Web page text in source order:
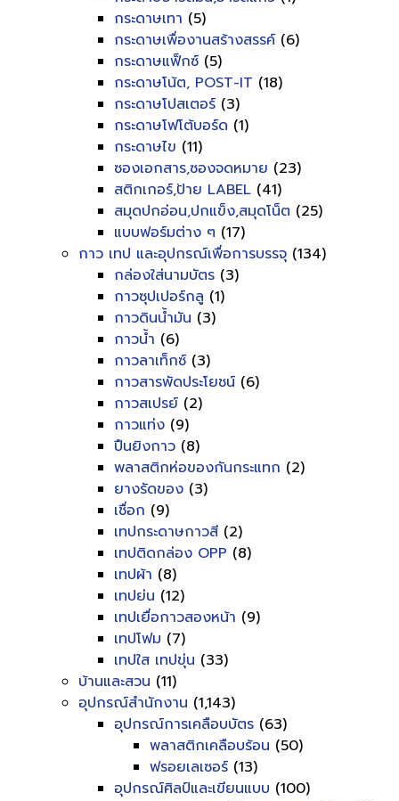
กระดาษเทา (5)
กระดาษเพื่องานสร้างสรรค์ (6)
กระดาษแฟ็กซ์ (5)
กระดาษโน้ต, POST-IT (18)
กระดาษโปสเตอร์ (3)
กระดาษโฟโต้บอร์ด (1)
กระดาษไข (11)
ซองเอกสาร,ซองจดหมาย (23)
สติกเกอร์,ป้าย LABEL (41)
สมุดปกอ่อน,ปกแข็ง,สมุดโน็ต (25)
แบบฟอร์มต่าง ๆ (17)
กาว เทป และอุปกรณ์เพื่อการบรรจุ (134)
กล่องใส่นามบัตร (3)
กาวซุปเปอร์กลู (1)
กาวดินน้ำมัน (3)
กาวน้ำ (6)
กาวลาเท็กซ์ (3)
กาวสารพัดประโยชน์ (6)
กาวสเปรย์ (2)
กาวแท่ง (9)
ปืนยิงกาว (8)
พลาสติกห่อของกันกระแทก (2)
ยางรัดของ (3)
เชื่อก (9)
เทปกระดาษกาวสี (2)
เทปติดกล่อง OPP (8)
เทปผ้า (8)
เทปย่น (12)
เทปเยื่อกาวสองหน้า (9)
เทปโฟม (7)
เทปใส เทปขุ่น (33)
บ้านและสวน (11)
อุปกรณ์สำนักงาน (1,143)
อุปกรณ์การเคลือบบัตร (63)
พลาสติกเคลือบร้อน (50)
ฟรอยเลเซอร์ (13)
อุปกรณ์ศิลป์และเขียนแบบ (100)